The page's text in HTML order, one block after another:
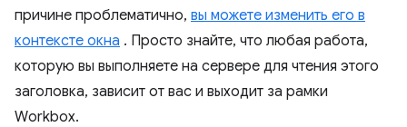
причине проблематично, вы можете изменить его в
контексте окна . Просто знайте, что любая работа,
которую вы выполняете на сервере для чтения этого
заголовка, зависит от вас и выходит за рамки
Workbox.